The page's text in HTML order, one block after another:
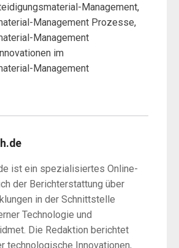
Management,
Management Prozesse,
Management
im
Management
ist ein spezialisiertes Online-
der Berichterstattung über
in der Schnittstelle
Technologie und
Die Redaktion berichtet
technologische Innovationen,